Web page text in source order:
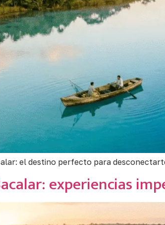
el destino perfecto para
experiencias